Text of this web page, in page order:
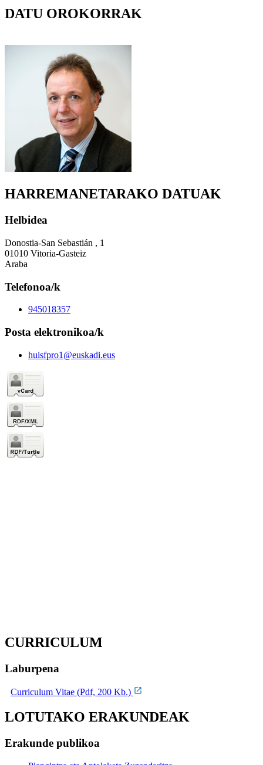
DATU OROKORRAK
HARREMANETARAKO DATUAK
Helbidea
Donostia-San Sebastián , 1
01010 Vitoria-Gasteiz
Araba
Telefonoa/k
945018357
Posta elektronikoa/k
huisfpro1@euskadi.eus
CURRICULUM
Laburpena
Curriculum Vitae (Pdf, 200 Kb.)
LOTUTAKO ERAKUNDEAK
Erakunde publikoa